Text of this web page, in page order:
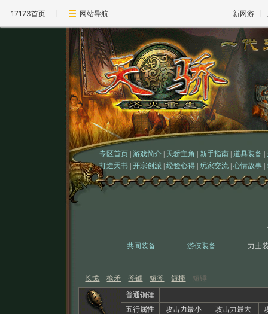
17173首页 网站导航 新网游
专区首页 游戏简介 天骄主角 新手指南 道具装备
打造天书
开宗创派 经验心得 玩家交流 心情故事
共同装备 游侠装备 力士
长戈―枪矛―斧钺―短斧―短棒―短锤
普通铜锤
五行属性
攻击力最小 攻击力最大